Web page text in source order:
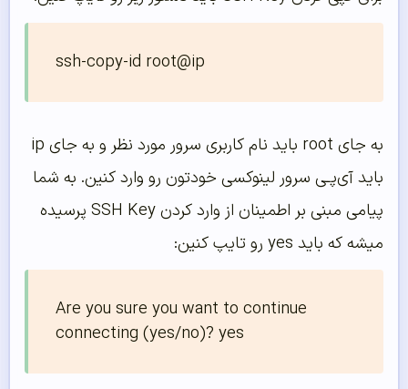
ssh-copy-id root@ip
به جای root باید نام کاربری سرور مورد نظر و به جای ip
باید آی‌پـی سرور لینوکسی خودتون رو وارد کنین. به شما
پیامی مبنی بر اطمینان از وارد کردن SSH Key پرسیده
میشه که باید yes رو تایپ کنین:
Are you sure you want to continue
connecting (yes/no)? yes